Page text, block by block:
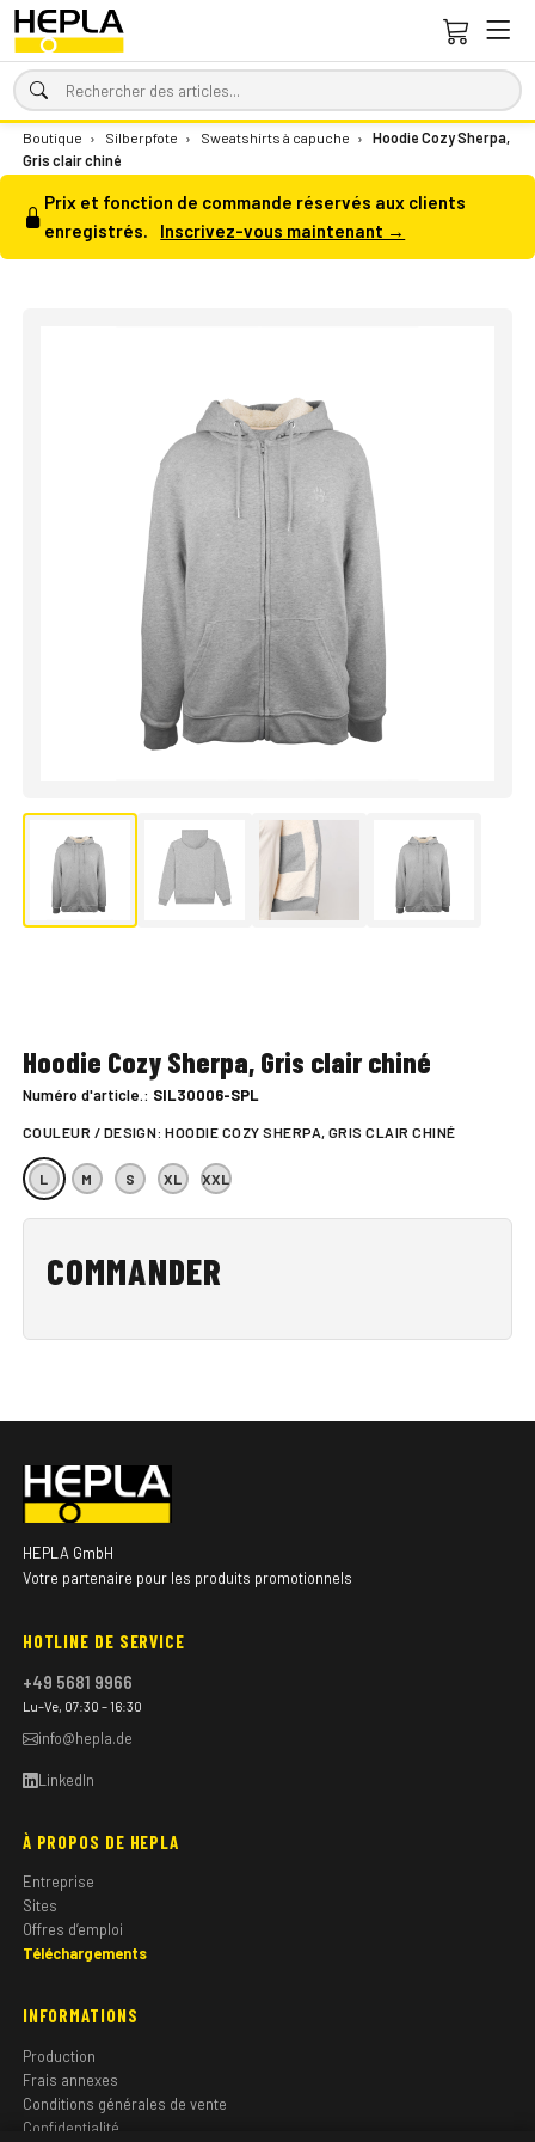
Boutique › Silberpfote › Sweatshirts à capuche ›
Hoodie Cozy Sherpa,
Gris clair chiné
Prix et fonction de commande réservés aux clients
enregistrés.
Inscrivez-vous maintenant →
Hoodie Cozy Sherpa, Gris clair chiné
Numéro d'article.: SIL30006-SPL
COULEUR / DESIGN:HOODIE COZY SHERPA, GRIS CLAIR CHINÉ
L M S XL XXL
COMMANDER
HEPLA GmbH
Votre partenaire pour les produits promotionnels
HOTLINE DE SERVICE
+49 5681 9966
Lu–Ve, 07:30 – 16:30
info@hepla.de
LinkedIn
À PROPOS DE HEPLA
Entreprise
Sites
Offres d’emploi
Téléchargements
INFORMATIONS
Production
Frais annexes
Conditions générales de vente
Confidentialité